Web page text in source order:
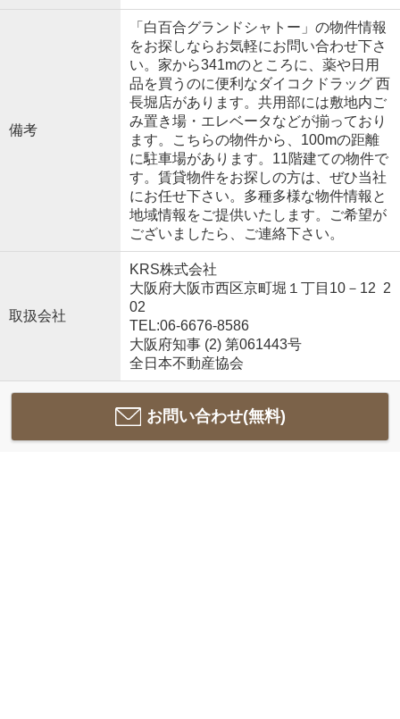
備考
「白百合グランドシャトー」の物件情報
をお探しならお気軽にお問い合わせ下さ
い。家から341mのところに、薬や日用
品を買うのに便利なダイコクドラッグ 西
長堀店があります。共用部には敷地内ご
み置き場・エレベータなどが揃っており
ます。こちらの物件から、100mの距離
に駐車場があります。11階建ての物件で
す。賃貸物件をお探しの方は、ぜひ当社
にお任せ下さい。多種多様な物件情報と
地域情報をご提供いたします。ご希望が
ございましたら、ご連絡下さい。
取扱会社
KRS株式会社
大阪府大阪市西区京町堀１丁目10－12 2
02
TEL:06-6676-8586
大阪府知事 (2) 第061443号
全日本不動産協会
お問い合わせ(無料)